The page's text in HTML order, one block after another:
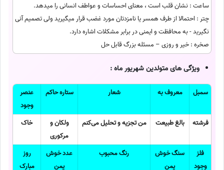
ساعت : نشان قلب است ، معنای احساسات و عواطف انسانی را میدهد.
چتر : احتمالا از طرف همسر یا نامزدتان مورد غضب قرار میگیرید ولی تصمیم آنی
نگیرید - به محافظت و ایمنی در برابر مشکلات اشاره دارد.
صخره : خیر و روزی – مسئله بزرگ قابل حل
ویژگی های متولدین شهریور ماه :
سمبل معروف به شعار ستاره حاکم
عنصر
وجود
فرشته
بالغ طبیعت من تجزیه و تحلیل می‌کنم
ولکان و
مرکوری
خاک
فلز
وجود
سنگ خوش
یمن
رنگ محبوب
عدد خوش
یمن
روز
مبارک